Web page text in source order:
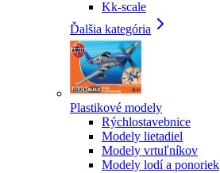
Kk-scale
Ďalšia kategória
Plastikové modely
Rýchlostavebnice
Modely lietadiel
Modely vrtuľníkov
Modely lodí a ponoriek